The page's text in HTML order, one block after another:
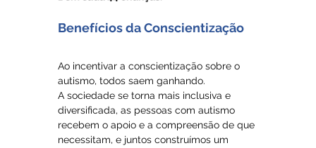
Benefícios da Conscientização
Ao incentivar a conscientização sobre o
autismo, todos saem ganhando.
A sociedade se torna mais inclusiva e
diversificada, as pessoas com autismo
recebem o apoio e a compreensão de que
necessitam, e juntos construímos um